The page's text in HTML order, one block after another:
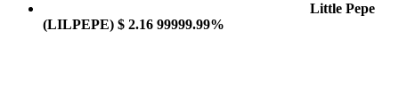
Little Pepe
(LILPEPE) $ 2.16 99999.99%